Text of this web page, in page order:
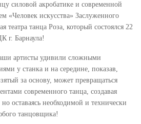
силовой акробатике и современной
«Человек искусства» Заслуженного
театра танца Роза, который состоялся 22
г. Барнаула!
артисты удивили сложными
у станка и на середине, показав,
за основу, может превращаться
современного танца, создавая
оставаясь необходимой и технически
танцовщика!